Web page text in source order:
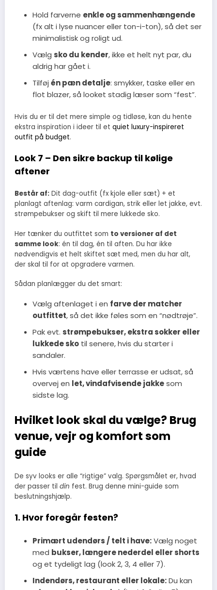
Hold farverne enkle og sammenhængende
(fx alt i lyse nuancer eller ton-i-ton), så det ser
minimalistisk og roligt ud.
Vælg sko du kender, ikke et helt nyt par, du
aldrig har gået i.
Tilføj én pæn detalje: smykker, taske eller en
flot blazer, så looket stadig læser som “fest”.
Hvis du er til det mere simple og tidløse, kan du hente
ekstra inspiration i ideer til et quiet luxury-inspireret
outfit på budget.
Look 7 – Den sikre backup til kølige
aftener
Består af: Dit dag-outfit (fx kjole eller sæt) + et
planlagt aftenlag: varm cardigan, strik eller let jakke, evt.
strømpebukser og skift til mere lukkede sko.
Her tænker du outfittet som to versioner af det
samme look: én til dag, én til aften. Du har ikke
nødvendigvis et helt skiftet sæt med, men du har alt,
der skal til for at opgradere varmen.
Sådan planlægger du det smart:
Vælg aftenlaget i en farve der matcher
outfittet, så det ikke føles som en “nødtrøje”.
Pak evt. strømpebukser, ekstra sokker eller
lukkede skotil senere, hvis du starter i
sandaler.
Hvis værtens have eller terrasse er udsat, så
overvej en let, vindafvisende jakkesom
sidste lag.
Hvilket look skal du vælge? Brug
venue, vejr og komfort som
guide
De syv looks er alle “rigtige” valg. Spørgsmålet er, hvad
der passer til din fest. Brug denne mini-guide som
beslutningshjælp.
1. Hvor foregår festen?
Primært udendørs / telt i have:Vælg noget
med bukser, længere nederdel eller shorts
og et tydeligt lag (look 2, 3, 4 eller 7).
Indendørs, restaurant eller lokale:Du kan